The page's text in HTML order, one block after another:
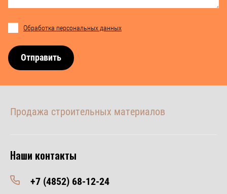
Обработка персональных данных
Отправить
Продажа строительных материалов
Наши контакты
+7 (4852) 68-12-24